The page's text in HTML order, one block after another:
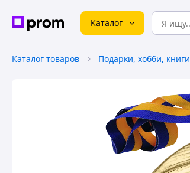
Каталог
Каталог товаров Подарки, хобби, книги